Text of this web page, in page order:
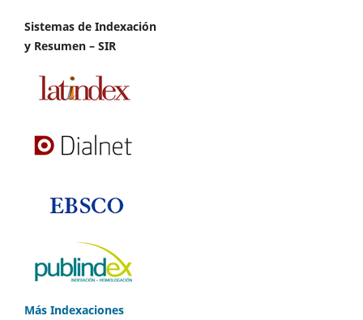
Sistemas de Indexación
y Resumen – SIR
Más Indexaciones